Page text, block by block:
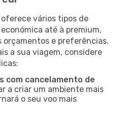
vários tipos de
até à premium,
e preferências.
a sua viagem, considere
com cancelamento de
a criar um ambiente mais
o seu voo mais